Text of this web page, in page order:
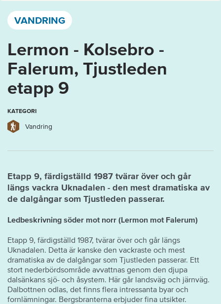
VANDRING
Lermon - Kolsebro -
Falerum, Tjustleden
etapp 9
Västervik, Kalmar län och Öland
KATEGORI
Vandring
Etapp 9, färdigställd 1987 tvärar över och går
längs vackra Uknadalen - den mest dramatiska av
de dalgångar som Tjustleden passerar.
Ledbeskrivning söder mot norr (Lermon mot Falerum)
Etapp 9, färdigställd 1987, tvärar över och går längs
Uknadalen. Detta är kanske den vackraste och mest
dramatiska av de dalgångar som Tjustleden passerar. Ett
stort nederbördsområde avvattnas genom den djupa
dalsänkans sjö- och åsystem. Här går landsväg och järnväg.
Dalbottnen odlas, det finns flera intressanta byar och
fornlämningar. Bergsbranterna erbjuder fina utsikter.